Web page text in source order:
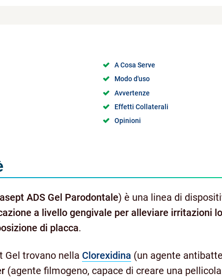
A Cosa Serve
Modo d'uso
Avvertenze
Effetti Collaterali
Opinioni
ADS Gel Parodontale) è una linea di
a livello gengivale per alleviare irritazioni
di placca.
Gel trovano nella Clorexidina (un agente
(agente filmogeno, capace di creare una